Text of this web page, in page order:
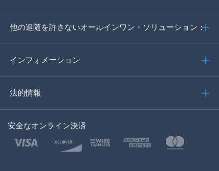
ドイツ語
イタリア語
トルコ語
ポーランド語
他の追随を許さないオールインワン・ソリューション：
インフォメーション
法的情報
安全なオンライン決済